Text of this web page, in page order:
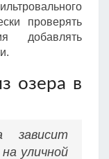
проверять
добавлять
озера в
зависит
уличной